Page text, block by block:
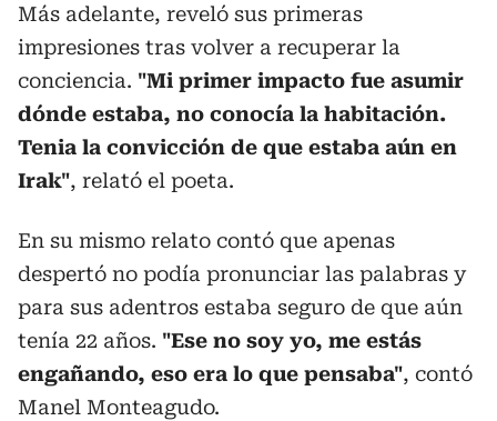
Más adelante, reveló sus primeras
impresiones tras volver a recuperar la
conciencia. "Mi primer impacto fue asumir
dónde estaba, no conocía la habitación.
Tenia la convicción de que estaba aún en
Irak", relató el poeta.
En su mismo relato contó que apenas
despertó no podía pronunciar las palabras y
para sus adentros estaba seguro de que aún
tenía 22 años. "Ese no soy yo, me estás
engañando, eso era lo que pensaba", contó
Manel Monteagudo.